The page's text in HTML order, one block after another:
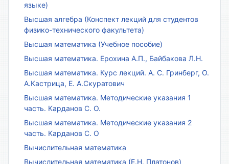
языке)
Высшая алгебра (Конспект лекций для студентов
физико-технического факультета)
Высшая математика (Учебное пособие)
Высшая математика. Ерохина А.П., Байбакова Л.Н.
Высшая математика. Курс лекций. А. С. Гринберг, О.
А.Кастрица, Е. А.Скуратович
Высшая математика. Методические указания 1
часть. Карданов С. О.
Высшая математика. Методические указания 2
часть. Карданов С. О
Вычислительная математика
Вычислительная математика (Е.Н. Платонов)